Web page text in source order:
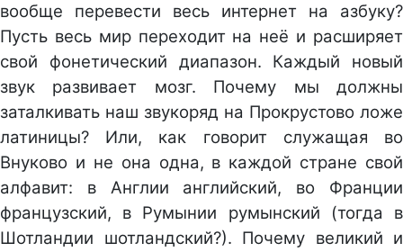
вообще перевести весь интернет на азбуку?
Пусть весь мир переходит на неё и расширяет
свой фонетический диапазон. Каждый новый
звук развивает мозг. Почему мы должны
заталкивать наш звукоряд на Прокрустово ложе
латиницы? Или, как говорит служащая во
Внуково и не она одна, в каждой стране свой
алфавит: в Англии английский, во Франции
французский, в Румынии румынский (тогда в
Шотландии шотландский?). Почему великий и